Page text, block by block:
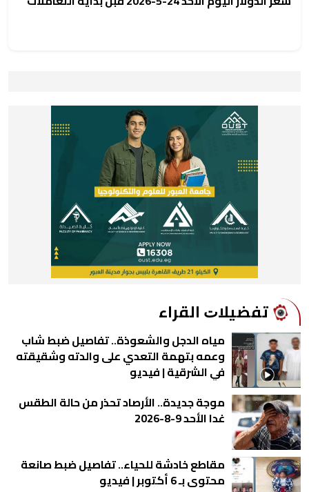
ﺗﻔﻀﻴﻼﺕ اﻟﻘﺮاء
مياه الدجل والشعوذة.. تفاصيل ضبط شاب
وعمه بتهمة التعدي على والدته وشقيقته
في الشرقية | فيديو
موجة جديدة.. الأرصاد تحذر من حالة الطقس
غدا الأحد 9-8-2026
مقاطع خادشة للحياء.. تفاصيل ضبط صانعة
محتوى بـ 6 أكتوبر | فيديو